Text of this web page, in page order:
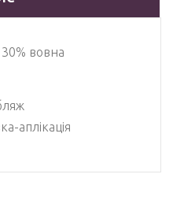
30% вовна
аплікація